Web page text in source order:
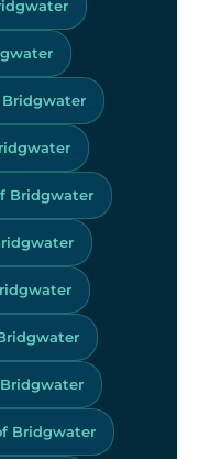
Bridgwater
Bridgwater
Bridgwater